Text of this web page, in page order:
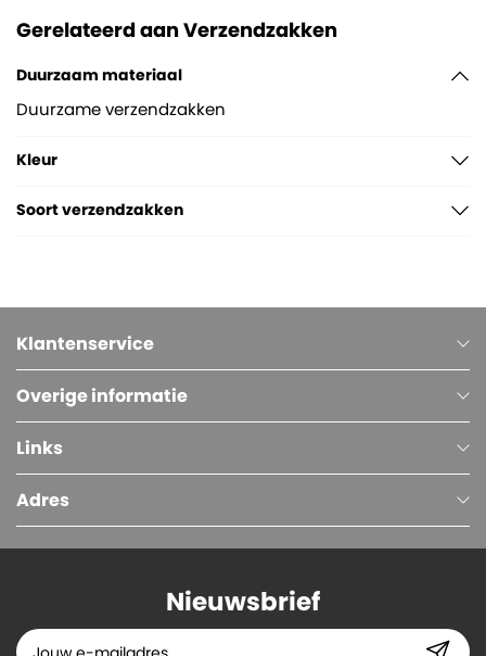
bij de klant te laten aankomen.
Gerelateerd aan Verzendzakken
Duurzaam materiaal
Duurzame verzendzakken
Kleur
Soort verzendzakken
Klantenservice
Overige informatie
Links
Adres
Nieuwsbrief